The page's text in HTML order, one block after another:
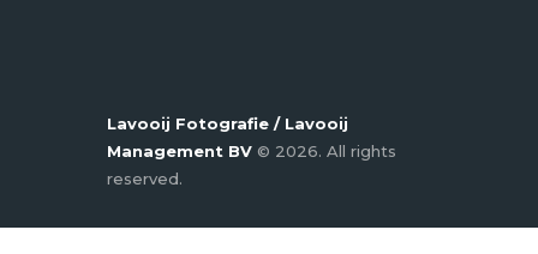
Lavooij Fotografie / Lavooij
Management BV © 2026. All rights
reserved.